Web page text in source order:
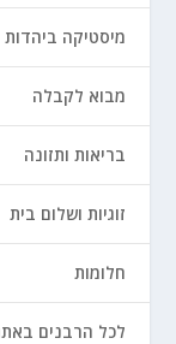
מיסטיקה ביהדות
מבוא לקבלה
בריאות ותזונה
זוגיות ושלום בית
חלומות
לכל הרבנים